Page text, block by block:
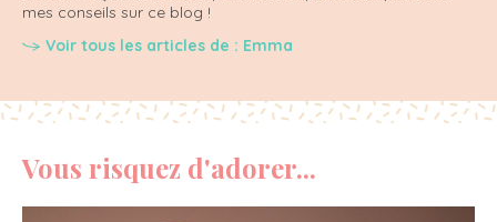
mes conseils sur ce blog !
Voir tous les articles de : Emma
Vous risquez d'adorer...